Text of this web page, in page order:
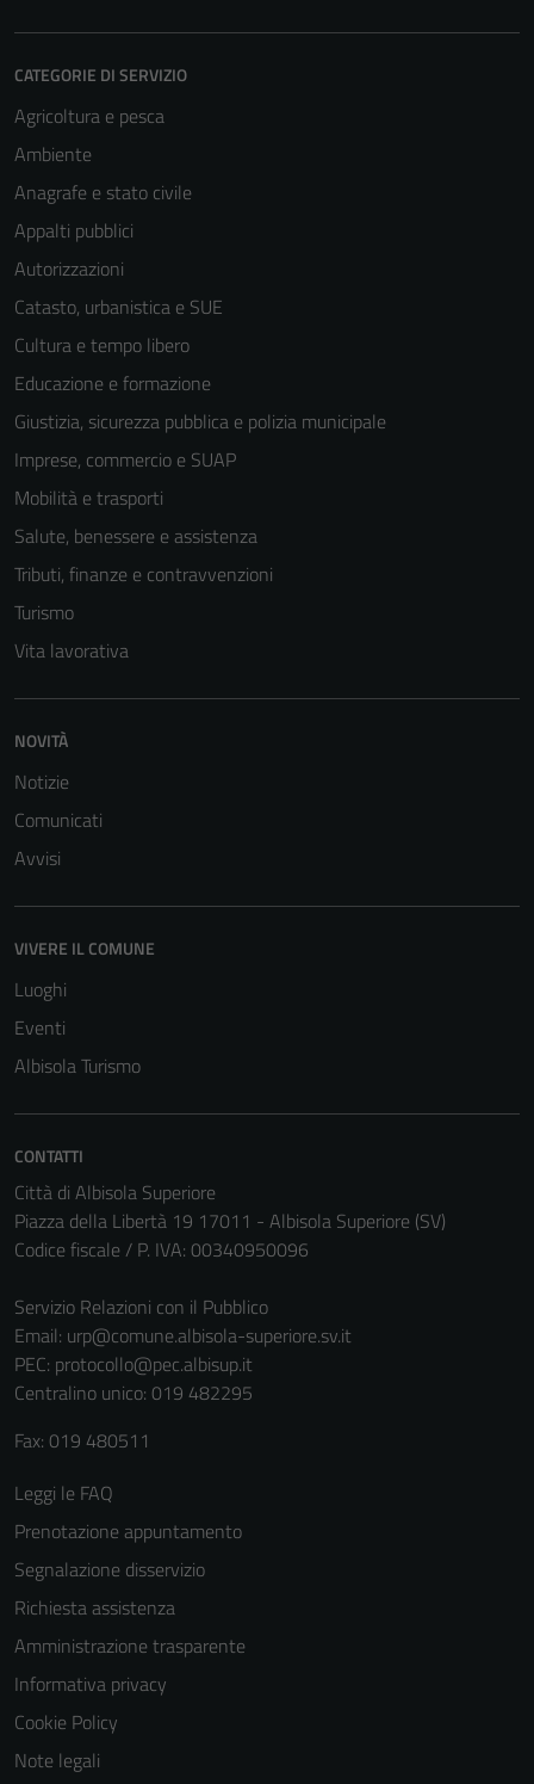
CATEGORIE DI SERVIZIO
Agricoltura e pesca
Ambiente
Anagrafe e stato civile
Appalti pubblici
Autorizzazioni
Catasto, urbanistica e SUE
Cultura e tempo libero
Educazione e formazione
Giustizia, sicurezza pubblica e polizia municipale
Imprese, commercio e SUAP
Mobilità e trasporti
Salute, benessere e assistenza
Tributi, finanze e contravvenzioni
Turismo
Vita lavorativa
NOVITÀ
Notizie
Comunicati
Avvisi
VIVERE IL COMUNE
Luoghi
Eventi
Albisola Turismo
CONTATTI
Città di Albisola Superiore
Piazza della Libertà 19 17011 - Albisola Superiore (SV)
Codice fiscale / P. IVA: 00340950096
Servizio Relazioni con il Pubblico
Email: urp@comune.albisola-superiore.sv.it
PEC: protocollo@pec.albisup.it
Centralino unico: 019 482295
Fax: 019 480511
Leggi le FAQ
Prenotazione appuntamento
Segnalazione disservizio
Richiesta assistenza
Amministrazione trasparente
Informativa privacy
Cookie Policy
Note legali
disabilitati.
personali.